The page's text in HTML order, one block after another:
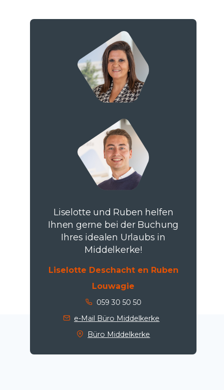
Liselotte und Ruben helfen
Ihnen gerne bei der Buchung
Ihres idealen Urlaubs in
Middelkerke!
Liselotte Deschacht en Ruben
Louwagie
059 30 50 50
e-Mail Büro Middelkerke
Büro Middelkerke